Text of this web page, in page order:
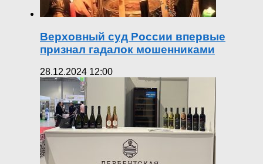
Верховный суд России впервые
признал гадалок мошенниками
28.12.2024 12:00